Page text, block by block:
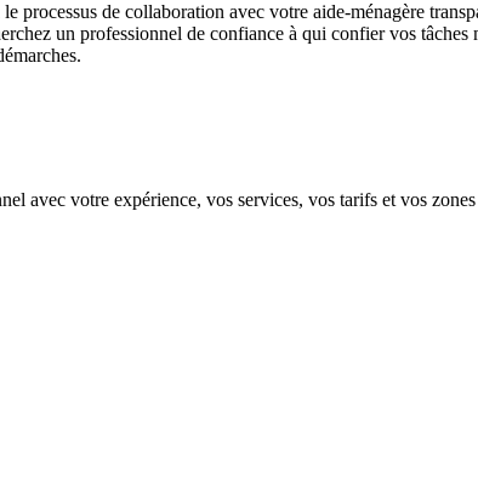
de collaboration avec votre aide-ménagère
un professionnel de confiance à qui confier vos tâches
avec votre expérience, vos services, vos tarifs et vos